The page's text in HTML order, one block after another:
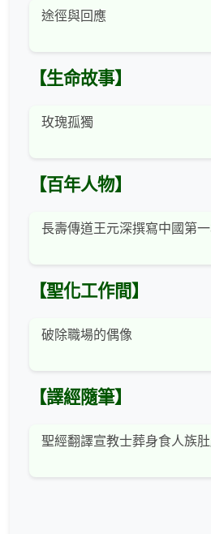
途徑與回應
【生命故事】
玫瑰孤獨
【百年人物】
長壽傳道王元深撰寫中國第一
【聖化工作間】
破除職場的偶像
【譯經隨筆】
聖經翻譯宣教士葬身食人族